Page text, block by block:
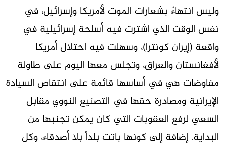
وليس انتهاءً بشعارات الموت لأمريكا وإسرائيل، في
نفس الوقت الذي اشترت فيه أسلحة إسرائيلية في
واقعة (إيران كونترا)، وسهلت فيه احتلال أمريكا
لأفغانستان والعراق، وتجلس معها اليوم على طاولة
مفاوضات هي في أساسها قائمة على انتقاص السيادة
الإيرانية ومصادرة حقها في التصنيع النووي مقابل
السعي لرفع العقوبات التي كان يمكن تجنبها من
البداية. إضافة إلى كونها باتت بلداً بلا أصدقاء، وكل